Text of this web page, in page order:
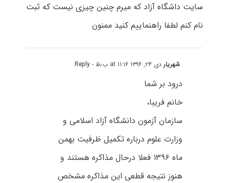
سایت داشگاه آزاد که میرم چنین چیزی نیست که ثبت
نام کنم لطفا راهنماییم کنید ممنون
شهریاردی ۲۴, ۱۳۹۶ at ۱۱:۱۶ ب٫ظ - Reply
درود بر شما
خانم فریبا،
سازمان آزمون دانشگاه آزاد اسلامی و
وزارت علوم درباره تکمیل ظرفیت بهمن
ماه ۱۳۹۶ فعلا درحال مذاکره هستند و
هنوز نتیجه قطعی این مذاکره مشخص